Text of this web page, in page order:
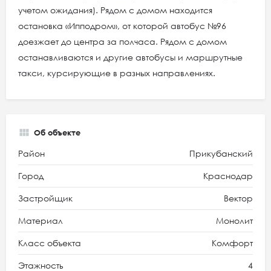
учетом ожидания). Рядом с домом находится
остановка «Ипподром», от которой автобус №96
доезжает до центра за полчаса. Рядом с домом
останавливаются и другие автобусы и маршрутные
такси, курсирующие в разных направлениях.
Об объекте
Район Прикубанский
Город Краснодар
Застройщик Вектор
Материал Монолит
Класс объекта Комфорт
Этажность 4